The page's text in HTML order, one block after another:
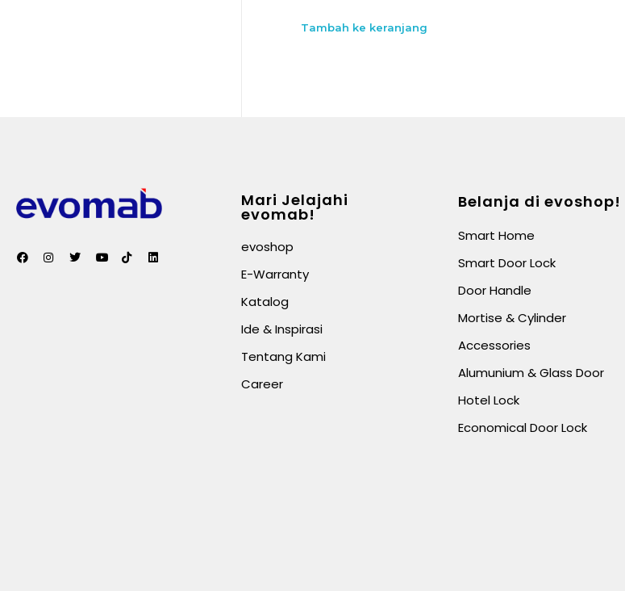
Tambah ke keranjang
Mari Jelajahi
evomab!
evoshop
E-Warranty
Katalog
Ide & Inspirasi
Tentang Kami
Career
Belanja di evoshop!
Smart Home
Smart Door Lock
Door Handle
Mortise & Cylinder
Accessories
Alumunium & Glass Door
Hotel Lock
Economical Door Lock